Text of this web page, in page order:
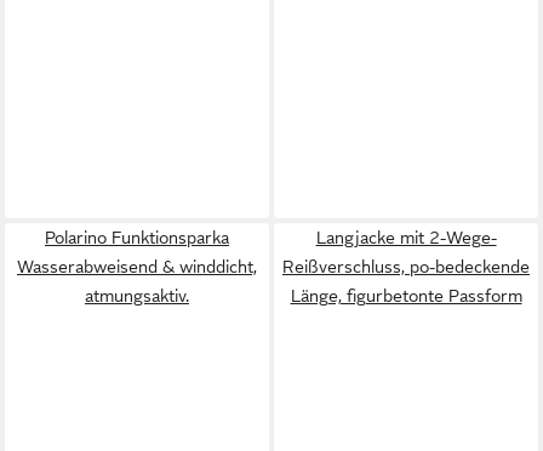
Polarino Funktionsparka
Wasserabweisend & winddicht,
atmungsaktiv.
Langjacke mit 2-Wege-
Reißverschluss, po-bedeckende
Länge, figurbetonte Passform